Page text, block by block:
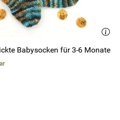
Babysocken für 3-6 Monate